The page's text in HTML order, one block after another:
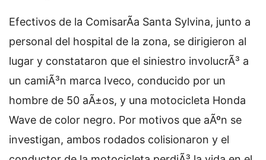
Efectivos de la ComisarÃ­a Santa Sylvina, junto a
personal del hospital de la zona, se dirigieron al
lugar y constataron que el siniestro involucrÃ³ a
un camiÃ³n marca Iveco, conducido por un
hombre de 50 aÃ±os, y una motocicleta Honda
Wave de color negro. Por motivos que aÃºn se
investigan, ambos rodados colisionaron y el